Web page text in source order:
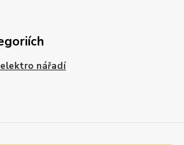
nářadí